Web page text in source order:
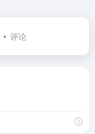
评论